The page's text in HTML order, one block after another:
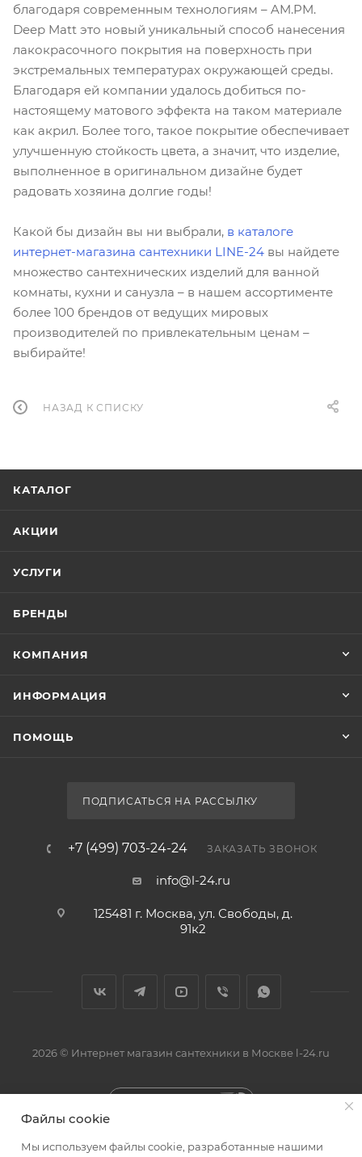
благодаря современным технологиям – AM.PM.
Deep Matt это новый уникальный способ нанесения
лакокрасочного покрытия на поверхность при
экстремальных температурах окружающей среды.
Благодаря ей компании удалось добиться по-
настоящему матового эффекта на таком материале
как акрил. Более того, такое покрытие обеспечивает
улучшенную стойкость цвета, а значит, что изделие,
выполненное в оригинальном дизайне будет
радовать хозяина долгие годы!
Какой бы дизайн вы ни выбрали, в каталоге
интернет-магазина сантехники LINE-24 вы найдете
множество сантехнических изделий для ванной
комнаты, кухни и санузла – в нашем ассортименте
более 100 брендов от ведущих мировых
производителей по привлекательным ценам –
выбирайте!
НАЗАД К СПИСКУ
КАТАЛОГ
АКЦИИ
УСЛУГИ
БРЕНДЫ
КОМПАНИЯ
ИНФОРМАЦИЯ
ПОМОЩЬ
ПОДПИСАТЬСЯ НА РАССЫЛКУ
+7 (499) 703-24-24 ЗАКАЗАТЬ ЗВОНОК
info@l-24.ru
125481 г. Москва, ул. Свободы, д.
91к2
2026 © Интернет магазин сантехники в Москве l-24.ru
Файлы cookie
Мы используем файлы cookie, разработанные нашими